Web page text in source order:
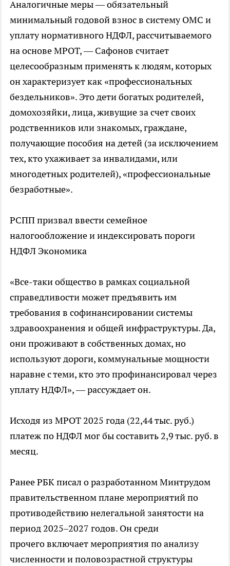
Аналогичные меры — обязательный
минимальный годовой взнос в систему ОМС и
уплату нормативного НДФЛ, рассчитываемого
на основе МРОТ, — Сафонов считает
целесообразным применять к людям, которых
он характеризует как «профессиональных
бездельников». Это дети богатых родителей,
домохозяйки, лица, живущие за счет своих
родственников или знакомых, граждане,
получающие пособия на детей (за исключением
тех, кто ухаживает за инвалидами, или
многодетных родителей), «профессиональные
безработные».
РСПП призвал ввести семейное
налогообложение и индексировать пороги
НДФЛ Экономика
«Все-таки общество в рамках социальной
справедливости может предъявить им
требования в софинансировании системы
здравоохранения и общей инфраструктуры. Да,
они проживают в собственных домах, но
используют дороги, коммунальные мощности
наравне с теми, кто это профинансировал через
уплату НДФЛ», — рассуждает он.
Исходя из МРОТ 2025 года (22,44 тыс. руб.)
платеж по НДФЛ мог бы составить 2,9 тыс. руб. в
месяц.
Ранее РБК писал о разработанном Минтрудом
правительственном плане мероприятий по
противодействию нелегальной занятости на
период 2025–2027 годов. Он среди
прочего включает мероприятия по анализу
численности и половозрастной структуры